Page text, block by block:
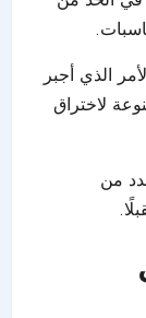
الذي أجبر
لاختراق
من